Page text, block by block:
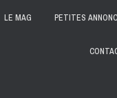
LE MAG PETITES